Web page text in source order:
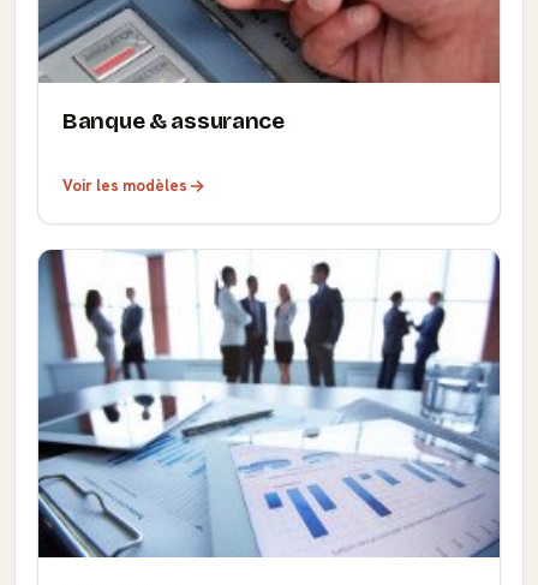
Banque & assurance
Voir les modèles